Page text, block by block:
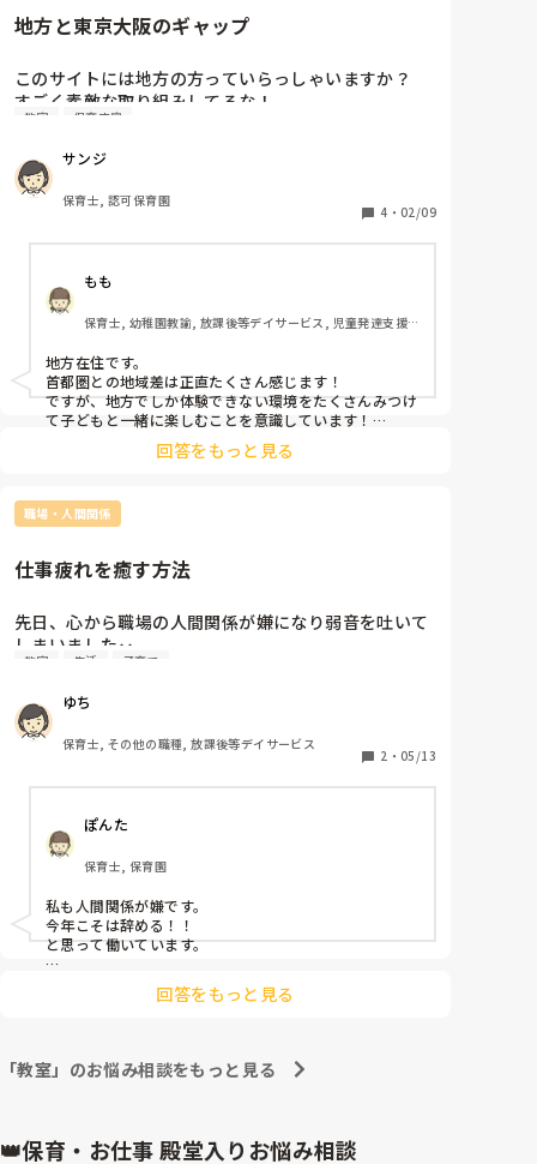
地方と東京大阪のギャップ
このサイトには地方の方っていらっしゃいますか？
すごく素敵な取り組みしてるな！
行きたい！けど東京かぁ‥
講演にきてほしい！
遠いから無理です。とか。
我が子にもこの習い事すてき！あー東京かぁ‥
と
こんなこと感じる方いらっしゃいますか？
教室 保育内容
サンジ
保育士, 認可保育園
4 ・ 02/09
もも
保育士, 幼稚園教諭, 放課後等デイサービス, 児童発達支援
地方在住です。
首都圏との地域差は正直たくさん感じます！
ですが、地方でしか体験できない環境をたくさんみつけ
て子どもと一緒に楽しむことを意識しています！
地方出身の自分自身の周りにも、心の経験値を重ねて自
分で首都圏へ羽ばたいていき活躍している方がたくさん
回答をもっと見る
職場・人間関係
仕事疲れを癒す方法
先日、心から職場の人間関係が嫌になり弱音を吐いて
しまいました‥。
でも、お金をもらっている、生活がかかっている以上
そんな時どうやって気分転換をしていますか？
みなさんの気持ちのモチベーションの保ち方や、気持
ちを上げていく方法を教えてもらえたらなと思いま
私は6年生の男の子を育てている母です。
（夫単身赴任。祖母息子の習い事送迎手伝いあり）
私は息子の習い事を見にいくのが気分転換になってい
ます。子どもたちの頑張りや、大会など、ママ友と一
緒に子育てトークをすることが今の一番の支えです✨
教室 生活 子育て
ゆち
保育士, その他の職種, 放課後等デイサービス
2 ・ 05/13
ぽんた
保育士, 保育園
私も人間関係が嫌です。
今年こそは辞める！！
と思って働いています。
やはり、我が子の成長が癒しですよね。
我が子の寝顔を見て、仕事のことは考えず幸せに浸って
う」と笑顔で言ってくれてゆっくりできる幸せな時間を
楽しみに頑張っています！
回答をもっと見る
「教室」のお悩み相談をもっと見る
👑保育・お仕事 殿堂入りお悩み相談